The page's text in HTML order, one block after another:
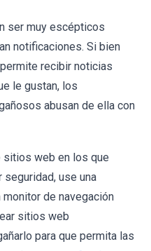
ser muy escépticos
notificaciones. Si bien
recibir noticias
le gustan, los
abusan de ella con
web en los que
seguridad, use una
de navegación
sitios web
para que permita las